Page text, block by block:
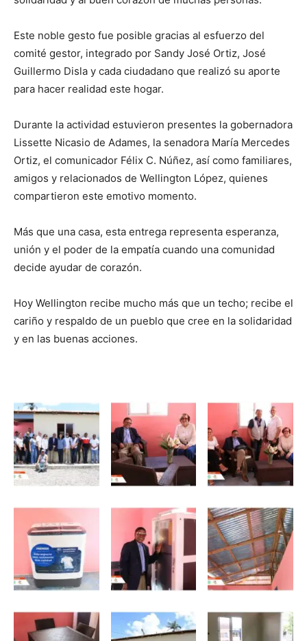
Este noble gesto fue posible gracias al esfuerzo del
comité gestor, integrado por Sandy José Ortiz, José
Guillermo Disla y cada ciudadano que realizó su aporte
para hacer realidad este hogar.
Durante la actividad estuvieron presentes la gobernadora
Lissette Nicasio de Adames, la senadora María Mercedes
Ortiz, el comunicador Félix C. Núñez, así como familiares,
amigos y relacionados de Wellington López, quienes
compartieron este emotivo momento.
Más que una casa, esta entrega representa esperanza,
unión y el poder de la empatía cuando una comunidad
decide ayudar de corazón.
Hoy Wellington recibe mucho más que un techo; recibe el
cariño y respaldo de un pueblo que cree en la solidaridad
y en las buenas acciones.